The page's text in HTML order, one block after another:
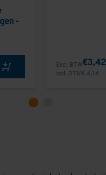
-
Excl. BTW€3,42
Incl. BTW€ 4,14